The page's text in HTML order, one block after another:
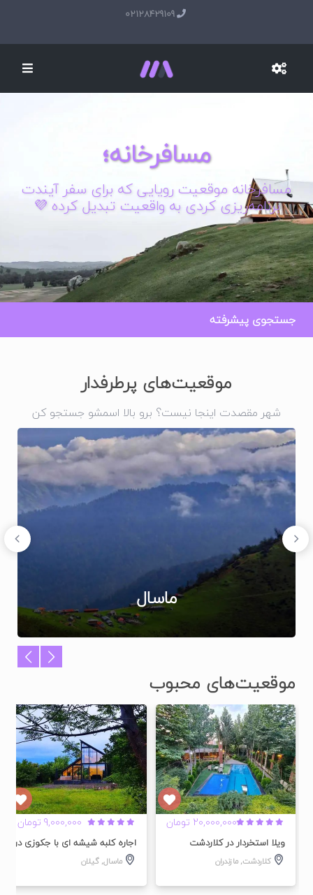
02128429109
مسافرخانه؛
مسافرخانه موقعیت رویایی که برای سفر آیندت
برنامه‌ریزی کردی به واقعیت تبدیل کرده 💜
جستجوی پیشرفته
موقعیت‌های پرطرفدار
شهر مقصدت اینجا نیست؟ برو بالا اسمشو جستجو کن
ماسال
موقعیت‌های محبوب
20,000,000 تومان
ویلا استخردار در کلاردشت
کلاردشت,مازندران
9,000,000 تومان
تایید شده
اجاره کلبه شیشه ای با جکوزی در
ماسال, گیلان
تایید شده